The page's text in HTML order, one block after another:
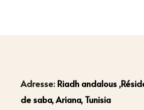
Adresse: Riadh andalous
de saba, Ariana, Tunisia